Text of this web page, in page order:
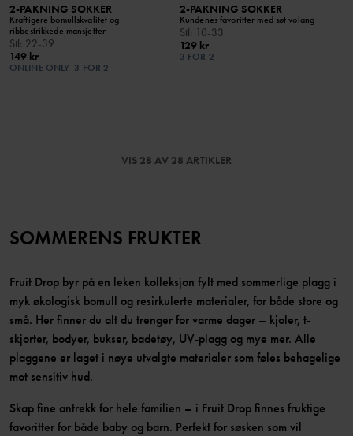
2-PAKNING SOKKER
Kraftigere bomullskvalitet og
ribbestrikkede mansjetter
Stl: 22-39
149 kr
ONLINE ONLY 3 FOR 2
2-PAKNING SOKKER
Kundenes favoritter med søt volang
Stl: 10-33
129 kr
3 FOR 2
VIS 28 AV 28 ARTIKLER
SOMMERENS FRUKTER
Fruit Drop byr på en leken kolleksjon fylt med sommerlige plagg i
myk økologisk bomull og resirkulerte materialer, for både store og
små. Her finner du alt du trenger for varme dager – kjoler, t-
skjorter, bodyer, bukser, badetøy, UV-plagg og mye mer. Alle
plaggene er laget i nøye utvalgte materialer som føles behagelige
mot sensitiv hud.
Skap fine antrekk for hele familien – i Fruit Drop finnes fruktige
favoritter for både baby og barn. Perfekt for søsken som vil